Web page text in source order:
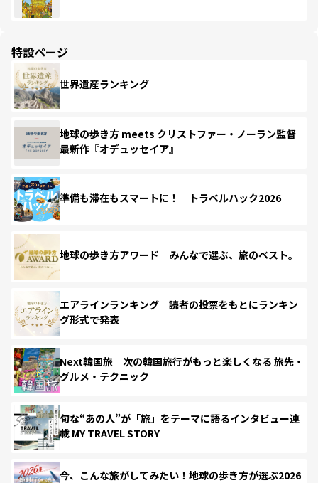
特設ページ
世界遺産ランキング
地球の歩き方 meets クリストファー・ノーラン監督
最新作『オデュッセイア』
準備も滞在もスマートに！ トラベルハック2026
地球の歩き方アワード みんなで選ぶ、旅のベスト。
エアラインランキング 読者の投票をもとにランキン
グ形式で発表
Next韓国旅 次の韓国旅行がもっと楽しくなる 旅先・
グルメ・テクニック
旬な“あの人”が「旅」をテーマに語るインタビュー連
載 MY TRAVEL STORY
今、こんな旅がしてみたい！地球の歩き方が選ぶ2026